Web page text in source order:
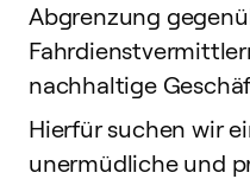
Abgrenzung
nachhaltige
Hierfür suchen wir
unermüdliche und